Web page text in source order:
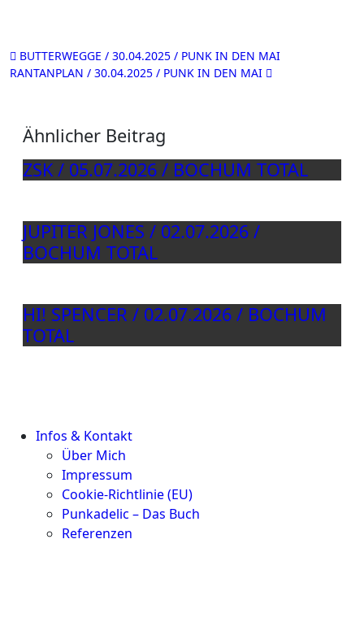
Beitragsnavigation
BUTTERWEGGE / 30.04.2025 / PUNK IN DEN MAI
RANTANPLAN / 30.04.2025 / PUNK IN DEN MAI
Ähnlicher Beitrag
ZSK / 05.07.2026 / BOCHUM TOTAL
JUPITER JONES / 02.07.2026 /
BOCHUM TOTAL
HI! SPENCER / 02.07.2026 / BOCHUM
TOTAL
Infos & Kontakt
Über Mich
Impressum
Cookie-Richtlinie (EU)
Punkadelic – Das Buch
Referenzen